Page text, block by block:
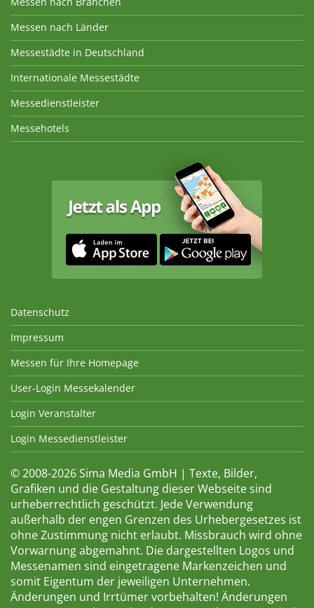
Messen nach Länder
Messestädte in Deutschland
Internationale Messestädte
Messedienstleister
Messehotels
Datenschutz
Impressum
Messen für Ihre Homepage
User-Login Messekalender
Login Veranstalter
Login Messedienstleister
© 2008-2026 Sima Media GmbH | Texte, Bilder,
Grafiken und die Gestaltung dieser Webseite sind
urheberrechtlich geschützt. Jede Verwendung
außerhalb der engen Grenzen des Urhebergesetzes ist
ohne Zustimmung nicht erlaubt. Missbrauch wird ohne
Vorwarnung abgemahnt. Die dargestellten Logos und
Messenamen sind eingetragene Markenzeichen und
somit Eigentum der jeweiligen Unternehmen.
Änderungen und Irrtümer vorbehalten! Änderungen